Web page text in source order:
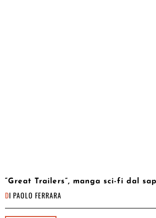
“Great Trailers”, manga sci-fi dal
DI PAOLO FERRARA